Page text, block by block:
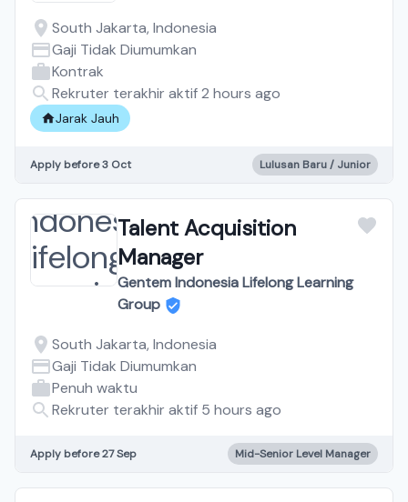
South Jakarta, Indonesia
Gaji Tidak Diumumkan
Kontrak
Rekruter terakhir aktif 2 hours ago
Jarak Jauh
Apply before 3 Oct Lulusan Baru / Junior
Talent Acquisition
Manager
Gentem Indonesia Lifelong Learning
Group
South Jakarta, Indonesia
Gaji Tidak Diumumkan
Penuh waktu
Rekruter terakhir aktif 5 hours ago
Apply before 27 Sep Mid-Senior Level Manager